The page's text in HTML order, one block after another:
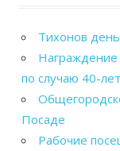
Тихонов
по случаю 40-
Посаде
Рабочие